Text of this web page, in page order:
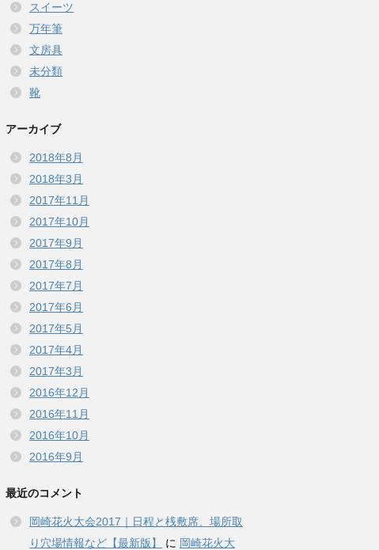
スイーツ
万年筆
文房具
未分類
靴
アーカイブ
2018年8月
2018年3月
2017年11月
2017年10月
2017年9月
2017年8月
2017年7月
2017年6月
2017年5月
2017年4月
2017年3月
2016年12月
2016年11月
2016年10月
2016年9月
最近のコメント
岡崎花火大会2017｜日程と桟敷席、場所取
り穴場情報など【最新版】
に 岡崎花火大